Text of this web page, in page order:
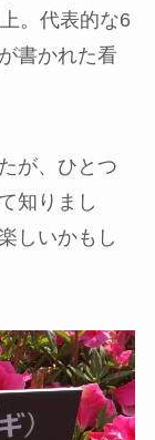
。代表的な6
書かれた看
が、ひとつ
知りまし
しいかもし